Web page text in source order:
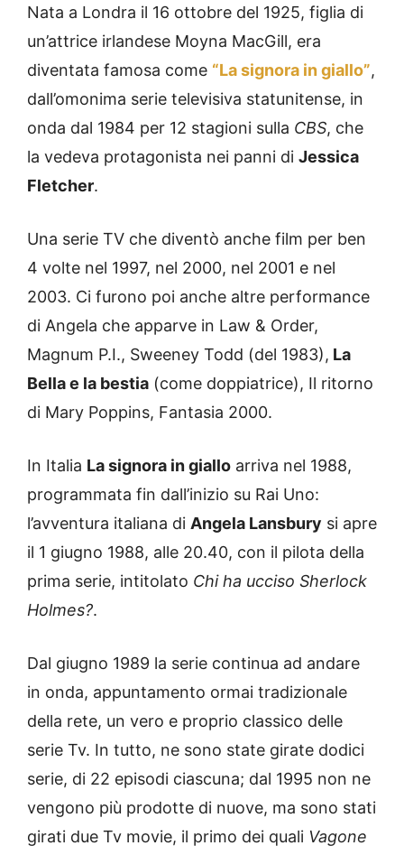
Nata a Londra il 16 ottobre del 1925, figlia di
un’attrice irlandese Moyna MacGill, era
diventata famosa come “La signora in giallo”,
dall’omonima serie televisiva statunitense, in
onda dal 1984 per 12 stagioni sulla CBS, che
la vedeva protagonista nei panni di Jessica
Fletcher.
Una serie TV che diventò anche film per ben
4 volte nel 1997, nel 2000, nel 2001 e nel
2003. Ci furono poi anche altre performance
di Angela che apparve in Law & Order,
Magnum P.I., Sweeney Todd (del 1983), La
Bella e la bestia (come doppiatrice), Il ritorno
di Mary Poppins, Fantasia 2000.
In Italia La signora in giallo arriva nel 1988,
programmata fin dall’inizio su Rai Uno:
l’avventura italiana di Angela Lansbury si apre
il 1 giugno 1988, alle 20.40, con il pilota della
prima serie, intitolato Chi ha ucciso Sherlock
Holmes?.
Dal giugno 1989 la serie continua ad andare
in onda, appuntamento ormai tradizionale
della rete, un vero e proprio classico delle
serie Tv. In tutto, ne sono state girate dodici
serie, di 22 episodi ciascuna; dal 1995 non ne
vengono più prodotte di nuove, ma sono stati
girati due Tv movie, il primo dei quali Vagone